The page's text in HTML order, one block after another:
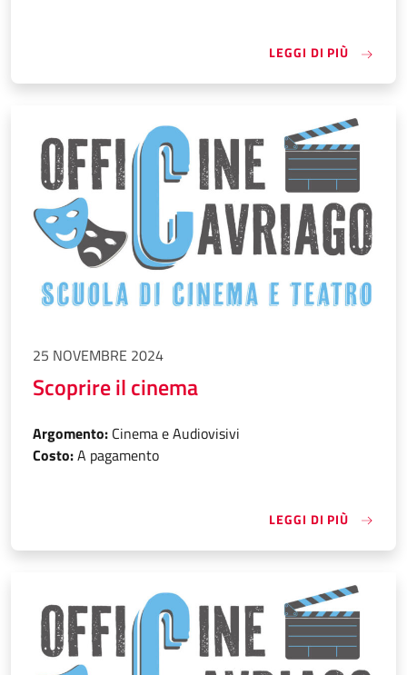
LEGGI DI PIÙ
25 NOVEMBRE 2024
Scoprire il cinema
Argomento: Cinema e Audiovisivi
Costo:A pagamento
LEGGI DI PIÙ